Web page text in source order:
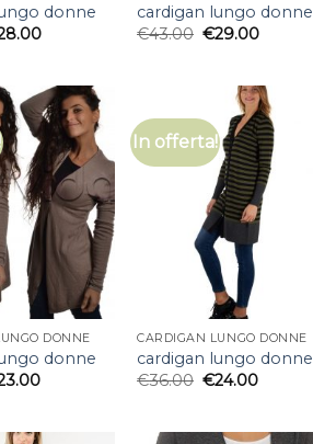
donne
cardigan lungo donne
€43.00 €29.00
DONNE
donne
In offerta!
CARDIGAN LUNGO DONNE
cardigan lungo donne
€36.00 €24.00